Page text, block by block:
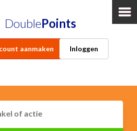
DoublePoints
aanmaken Inloggen